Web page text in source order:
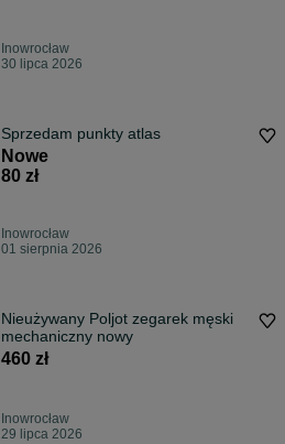
Inowrocław
30 lipca 2026
Sprzedam punkty atlas
Nowe
80 zł
Inowrocław
01 sierpnia 2026
Nieużywany Poljot zegarek męski
mechaniczny nowy
460 zł
Inowrocław
29 lipca 2026